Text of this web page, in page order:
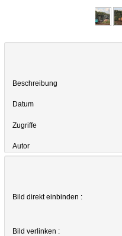
Beschreibung
Datum
Zugriffe
Autor
Bild direkt einbinden :
Bild verlinken :